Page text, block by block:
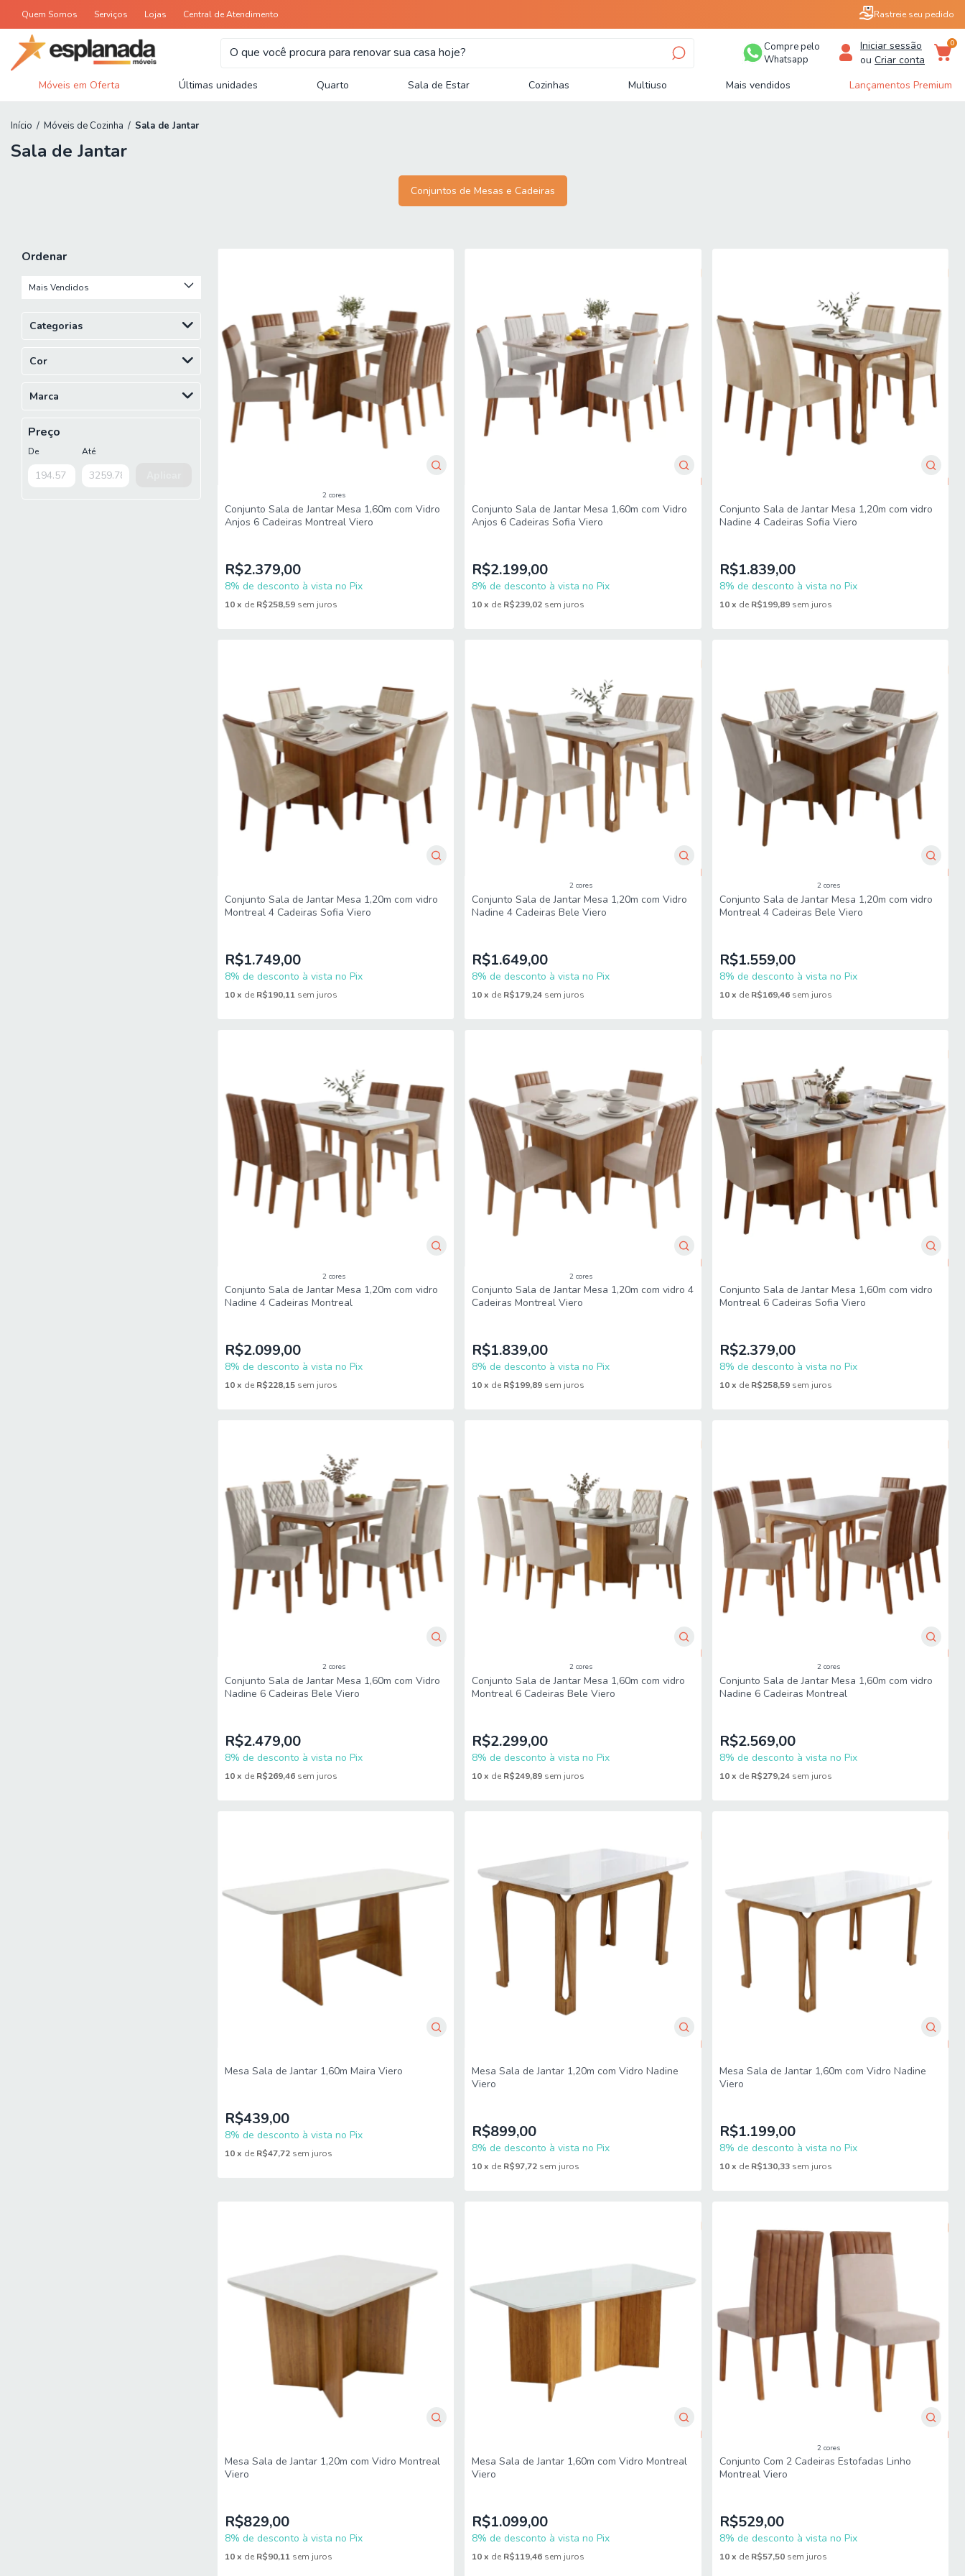
Quem Somos Serviços Lojas Central de Atendimento Rastreie seu pedido
Compre pelo
Whatsapp
Iniciar sessão
ou Criar conta
0
Móveis em Oferta Últimas unidades Quarto Sala de Estar Cozinhas Multiuso Mais vendidos Lançamentos Premium
Início / Móveis de Cozinha / Sala de Jantar
Sala de Jantar
Conjuntos de Mesas e Cadeiras
Ordenar
Categorias
Cor
Marca
Preço
De Até
2 cores
Conjunto Sala de Jantar Mesa 1,60m com Vidro
Anjos 6 Cadeiras Montreal Viero
R$2.379,00
8% de desconto à vista no Pix
10x de R$258,59 sem juros
Conjunto Sala de Jantar Mesa 1,60m com Vidro
Anjos 6 Cadeiras Sofia Viero
R$2.199,00
8% de desconto à vista no Pix
10 x de R$239,02 sem juros
Conjunto Sala de Jantar Mesa 1,20m com vidro
Nadine 4 Cadeiras Sofia Viero
R$1.839,00
8% de desconto à vista no Pix
10 x de R$199,89 sem juros
Conjunto Sala de Jantar Mesa 1,20m com vidro
Montreal 4 Cadeiras Sofia Viero
R$1.749,00
8% de desconto à vista no Pix
10x de R$190,11 sem juros
2 cores
Conjunto Sala de Jantar Mesa 1,20m com Vidro
Nadine 4 Cadeiras Bele Viero
R$1.649,00
8% de desconto à vista no Pix
10 x de R$179,24 sem juros
2 cores
Conjunto Sala de Jantar Mesa 1,20m com vidro
Montreal 4 Cadeiras Bele Viero
R$1.559,00
8% de desconto à vista no Pix
10 x de R$169,46 sem juros
2 cores
Conjunto Sala de Jantar Mesa 1,20m com vidro
Nadine 4 Cadeiras Montreal
R$2.099,00
8% de desconto à vista no Pix
10x de R$228,15 sem juros
2 cores
Conjunto Sala de Jantar Mesa 1,20m com vidro 4
Cadeiras Montreal Viero
R$1.839,00
8% de desconto à vista no Pix
10 x de R$199,89 sem juros
Conjunto Sala de Jantar Mesa 1,60m com vidro
Montreal 6 Cadeiras Sofia Viero
R$2.379,00
8% de desconto à vista no Pix
10 x de R$258,59 sem juros
2 cores
Conjunto Sala de Jantar Mesa 1,60m com Vidro
Nadine 6 Cadeiras Bele Viero
R$2.479,00
8% de desconto à vista no Pix
10x de R$269,46 sem juros
2 cores
Conjunto Sala de Jantar Mesa 1,60m com vidro
Montreal 6 Cadeiras Bele Viero
R$2.299,00
8% de desconto à vista no Pix
10 x de R$249,89 sem juros
2 cores
Conjunto Sala de Jantar Mesa 1,60m com vidro
Nadine 6 Cadeiras Montreal
R$2.569,00
8% de desconto à vista no Pix
10 x de R$279,24 sem juros
Mesa Sala de Jantar 1,60m Maira Viero
R$439,00
8% de desconto à vista no Pix
10x de R$47,72 sem juros
Mesa Sala de Jantar 1,20m com Vidro Nadine
Viero
R$899,00
8% de desconto à vista no Pix
10 x de R$97,72 sem juros
Mesa Sala de Jantar 1,60m com Vidro Nadine
Viero
R$1.199,00
8% de desconto à vista no Pix
10 x de R$130,33 sem juros
Mesa Sala de Jantar 1,20m com Vidro Montreal
Viero
R$829,00
8% de desconto à vista no Pix
10x de R$90,11 sem juros
Mesa Sala de Jantar 1,60m com Vidro Montreal
Viero
R$1.099,00
8% de desconto à vista no Pix
10 x de R$119,46 sem juros
2 cores
Conjunto Com 2 Cadeiras Estofadas Linho
Montreal Viero
R$529,00
8% de desconto à vista no Pix
10 x de R$57,50 sem juros